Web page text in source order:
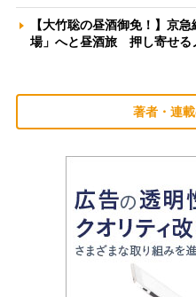
【大竹聡の昼酒御免！】京
場」へと昼酒旅 押し寄せ
著者・連